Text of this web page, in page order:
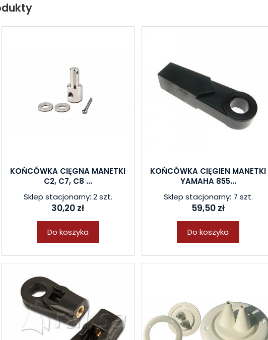
KOŃCÓWKA CIĘGNA MANETKI
C2, C7, C8 ...
Sklep stacjonarny: 2 szt.
30,20 zł
Do koszyka
KOŃCÓWKA CIĘGIEN MANETKI
YAMAHA 855...
Sklep stacjonarny: 7 szt.
59,50 zł
Do koszyka